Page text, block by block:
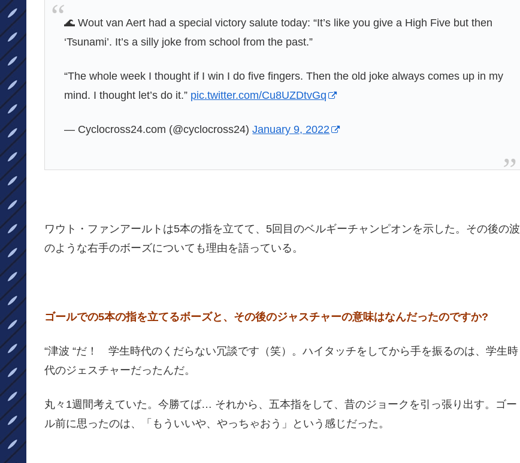
🌊 Wout van Aert had a special victory salute today: “It’s like you give a High Five but then
‘Tsunami’. It’s a silly joke from school from the past.”
“The whole week I thought if I win I do five fingers. Then the old joke always comes up in my
mind. I thought let’s do it.” pic.twitter.com/Cu8UZDtvGq
— Cyclocross24.com (@cyclocross24)January 9, 2022
ワウト・ファンアールトは5本の指を立てて、5回目のベルギーチャンピオンを示した。その後の波
のような右手のボーズについても理由を語っている。
ゴールでの5本の指を立てるボーズと、その後のジャスチャーの意味はなんだったのですか?
“津波 “だ！ 学生時代のくだらない冗談です（笑）。ハイタッチをしてから手を振るのは、学生時
代のジェスチャーだったんだ。
丸々1週間考えていた。今勝てば… それから、五本指をして、昔のジョークを引っ張り出す。ゴー
ル前に思ったのは、「もういいや、やっちゃおう」という感じだった。